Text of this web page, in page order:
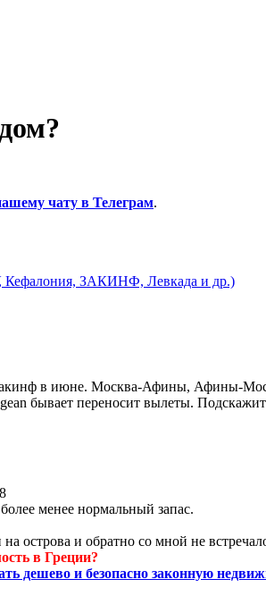
чату в Телеграм.
Кефалония, ЗАКИНФ, Левкада и др.)
в июне. Москва-Афины, Афины-
бывает переносит вылеты.
менее нормальный запас.
острова и обратно со мной не
в Греции?
дешево и безопасно законную